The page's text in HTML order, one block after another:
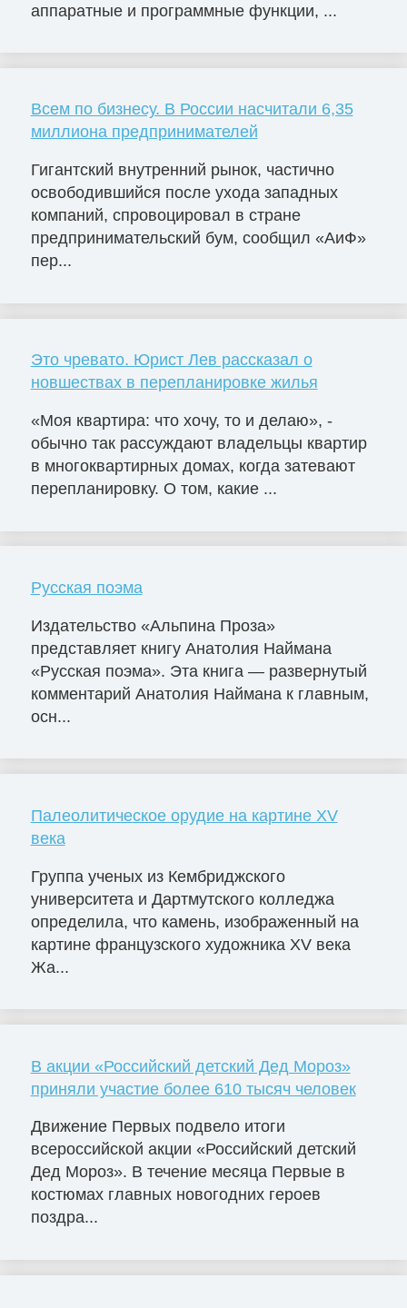
аппаратные и программные функции, ...
Всем по бизнесу. В России насчитали 6,35
миллиона предпринимателей
Гигантский внутренний рынок, частично
освободившийся после ухода западных
компаний, спровоцировал в стране
предпринимательский бум, сообщил «АиФ»
пер...
Это чревато. Юрист Лев рассказал о
новшествах в перепланировке жилья
«Моя квартира: что хочу, то и делаю», -
обычно так рассуждают владельцы квартир
в многоквартирных домах, когда затевают
перепланировку. О том, какие ...
Русская поэма
Издательство «Альпина Проза»
представляет книгу Анатолия Наймана
«Русская поэма». Эта книга — развернутый
комментарий Анатолия Наймана к главным,
осн...
Палеолитическое орудие на картине XV
века
Группа ученых из Кембриджского
университета и Дартмутского колледжа
определила, что камень, изображенный на
картине французского художника XV века
Жа...
В акции «Российский детский Дед Мороз»
приняли участие более 610 тысяч человек
Движение Первых подвело итоги
всероссийской акции «Российский детский
Дед Мороз». В течение месяца Первые в
костюмах главных новогодних героев
поздра...